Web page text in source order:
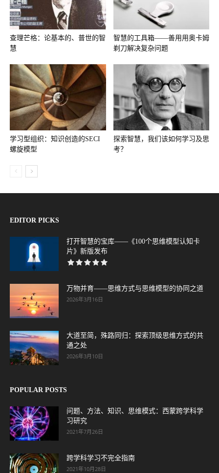
查理芒格：论基本的、普世的智
慧
智慧的工具箱——善用用奥卡姆
剃刀解决复杂问题
学习型组织：知识创造的SECI
螺旋模型
探索智慧，我们该如何学习及思
考？
EDITOR PICKS
打开智慧的宝库——《100个思维模型认知卡
片》新版发布
万物并育——思维方式与思维模型的协同之道
2026年3月16日
大道至简，殊路同归：探索顶级思维方式的共
通之处
2026年3月10日
POPULAR POSTS
问题、方法、知识、思维模式：西蒙跨学科学
习研究
2021年7月26日
跨学科学习不完全指南
2021年10月28日